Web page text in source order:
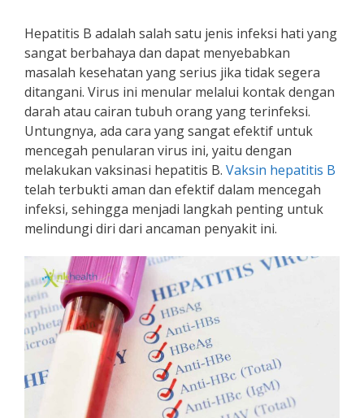
Hepatitis B adalah salah satu jenis infeksi hati yang
sangat berbahaya dan dapat menyebabkan
masalah kesehatan yang serius jika tidak segera
ditangani. Virus ini menular melalui kontak dengan
darah atau cairan tubuh orang yang terinfeksi.
Untungnya, ada cara yang sangat efektif untuk
mencegah penularan virus ini, yaitu dengan
melakukan vaksinasi hepatitis B. Vaksin hepatitis B
telah terbukti aman dan efektif dalam mencegah
infeksi, sehingga menjadi langkah penting untuk
melindungi diri dari ancaman penyakit ini.